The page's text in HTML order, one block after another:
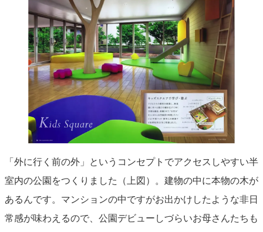
「外に行く前の外」というコンセプトでアクセスしやすい半
室内の公園をつくりました（上図）。建物の中に本物の木が
あるんです。マンションの中ですがお出かけしたような非日
常感が味わえるので、公園デビューしづらいお母さんたちも